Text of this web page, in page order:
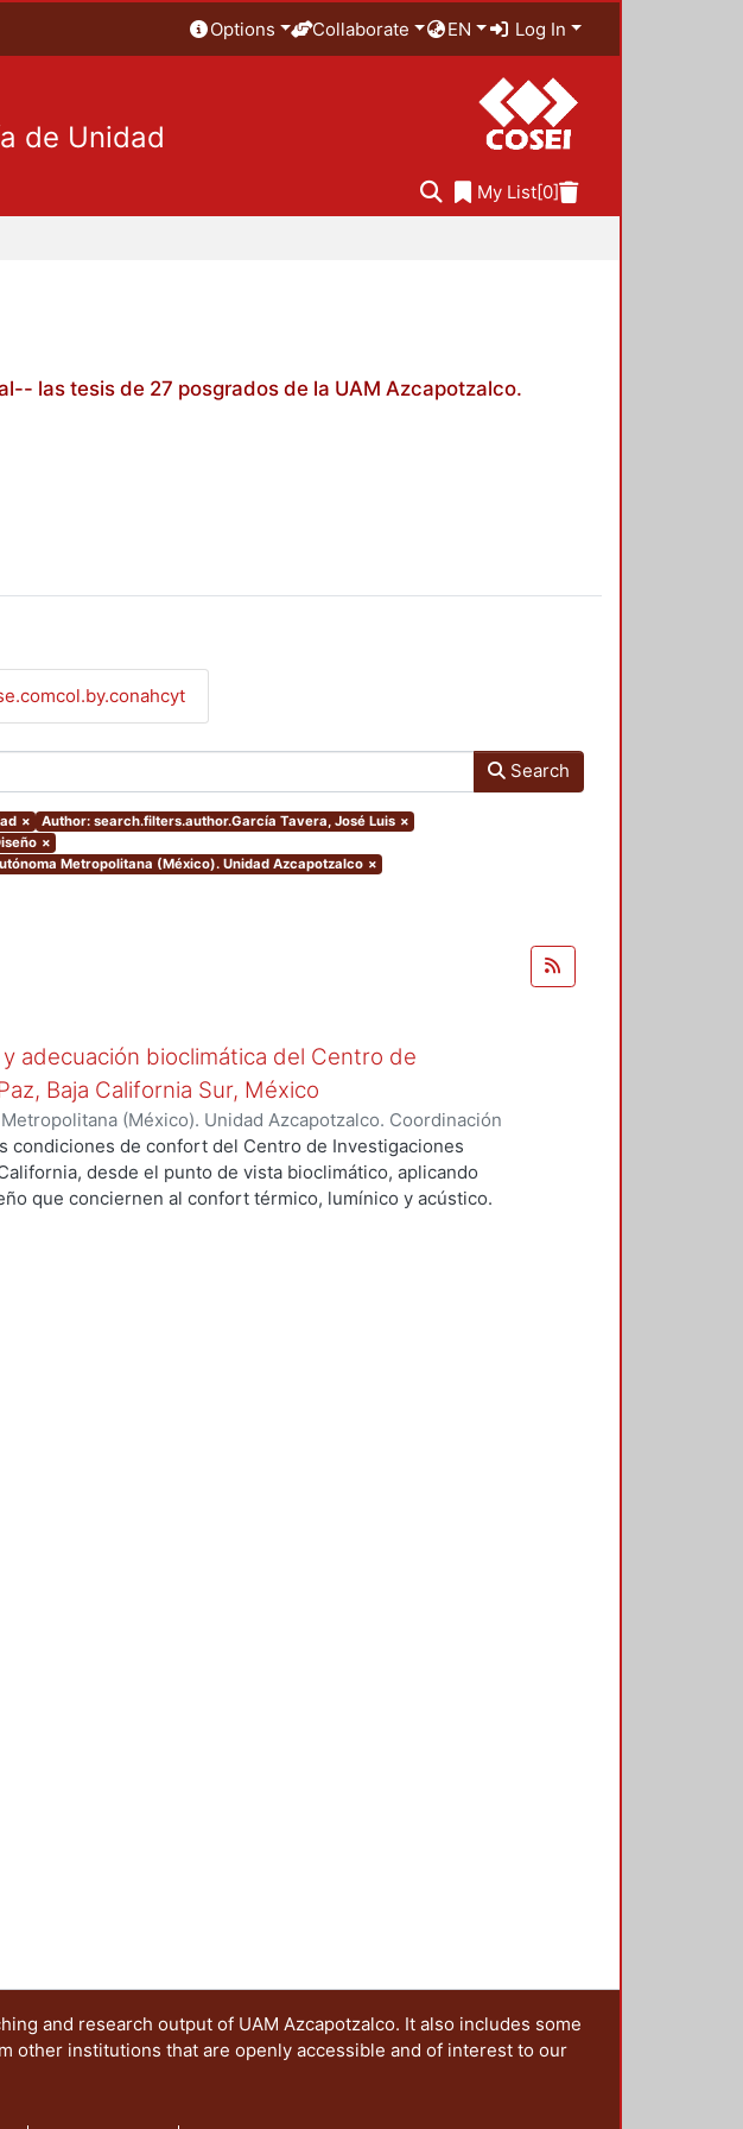
Options Collaborate EN Log In
de Unidad
My List[0]
las tesis de 27 posgrados de la UAM Azcapotzalco.
Search
× Author: search.filters.author.García Tavera, José Luis ×
×
Metropolitana (México). Unidad Azcapotzalco ×
adecuación bioclimática del Centro de
Baja California Sur, México
(México). Unidad Azcapotzalco. Coordinación
,1999-12 )García Tavera, José Luis
condiciones de confort del Centro de Investigaciones
desde el punto de vista bioclimático, aplicando
que conciernen al confort térmico, lumínico y acústico.
and research output of UAM Azcapotzalco. It also includes some
other institutions that are openly accessible and of interest to our